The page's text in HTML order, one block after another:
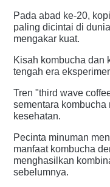
Pada abad ke-20,
paling dicintai di
mengakar kuat.
Kisah kombucha dan
tengah era
Tren "third wave
sementara
kesehatan.
Pecinta minuman
manfaat kombucha
menghasilkan
sebelumnya.